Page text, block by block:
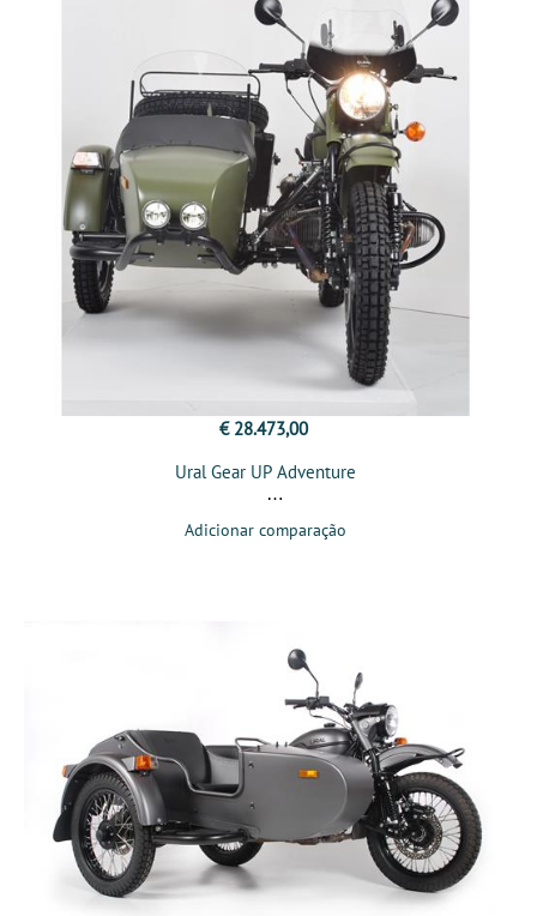
€ 28.473,00
Ural Gear UP Adventure
Adicionar comparação